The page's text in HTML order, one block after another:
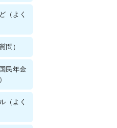
（よく
問）
民年金
（よく